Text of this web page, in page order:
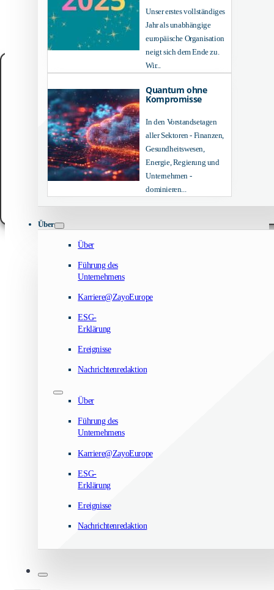
Manage your privacy
We use technologies like cookies to store and/or access device information. We
to improve browsing experience and to show (non-) personalized ads.
these technologies will allow us to process data such as browsing behavior or
IDs on this site. Not consenting or withdrawing consent, may adversely affect
features and functions.
Accept
Customize
Cookie-RichtlinieDatenschutzbestimmungenRechtlicher Hinweis
Unser erstes vollständiges
Jahr als unabhängige
europäische Organisation
neigt sich dem Ende zu.
Wir...
Quantum ohne
Kompromisse
In den Vorstandsetagen
aller Sektoren - Finanzen,
Gesundheitswesen,
Energie, Regierung und
Unternehmen -
dominieren...
Über
Über
Führung des
Unternehmens
Karriere@ZayoEurope
ESG-
Erklärung
Ereignisse
Nachrichtenredaktion
Über
Führung des
Unternehmens
Karriere@ZayoEurope
ESG-
Erklärung
Ereignisse
Nachrichtenredaktion